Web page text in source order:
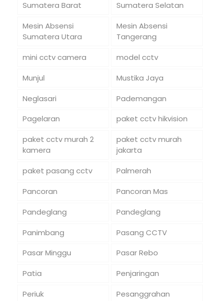
Sumatera Barat
Sumatera Selatan
Mesin Absensi
Sumatera Utara
Mesin Absensi
Tangerang
mini cctv camera
model cctv
Munjul
Mustika Jaya
Neglasari
Pademangan
Pagelaran
paket cctv hikvision
paket cctv murah 2
kamera
paket cctv murah
jakarta
paket pasang cctv
Palmerah
Pancoran
Pancoran Mas
Pandeglang
Pandeglang
Panimbang
Pasang CCTV
Pasar Minggu
Pasar Rebo
Patia
Penjaringan
Periuk
Pesanggrahan